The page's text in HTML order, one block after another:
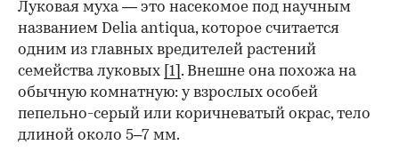
Луковая муха — это насекомое под научным
названием Delia antiqua, которое считается
одним из главных вредителей растений
семейства луковых [1] . Внешне она похожа на
обычную комнатную: у взрослых особей
пепельно-серый или коричневатый окрас, тело
длиной около 5–7 мм.